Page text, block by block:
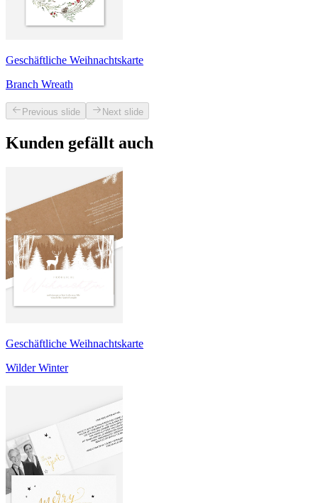
Geschäftliche Weihnachtskarte
Branch Wreath
Previous slide Next slide
Kunden gefällt auch
Geschäftliche Weihnachtskarte
Wilder Winter